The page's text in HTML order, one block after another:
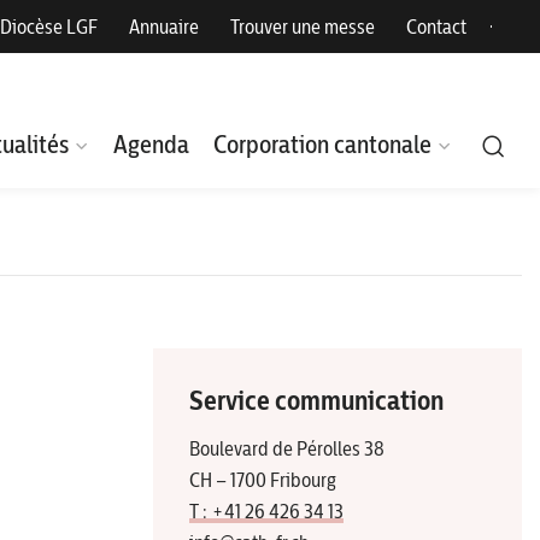
Diocèse LGF Annuaire Trouver une messe Contact
Agenda Corporation cantonale
Service communication
Boulevard de Pérolles 38
CH – 1700 Fribourg
T : +41 26 426 34 13